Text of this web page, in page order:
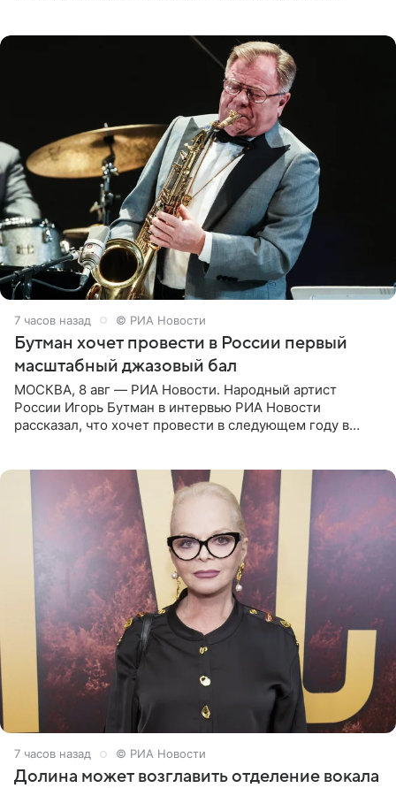
7 часов назад © РИА Новости
Бутман хочет провести в России первый
масштабный джазовый бал
МОСКВА, 8 авг — РИА Новости. Народный артист
России Игорь Бутман в интервью РИА Новости
рассказал, что хочет провести в следующем году в
7 часов назад © РИА Новости
Долина может возглавить отделение вокала